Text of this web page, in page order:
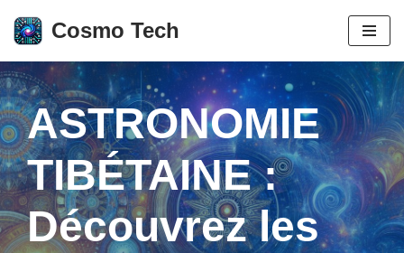
Aller
au
contenu
Cosmo Tech
ASTRONOMIE
TIBÉTAINE :
Découvrez les